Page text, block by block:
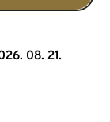
08. 21.